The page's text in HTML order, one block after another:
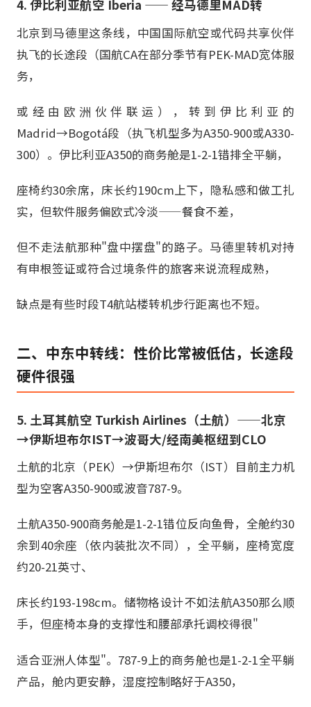
4. 伊比利亚航空 Iberia —— 经马德里MAD转
北京到马德里这条线，中国国际航空或代码共享伙伴
执飞的长途段（国航CA在部分季节有PEK-MAD宽体服
务，
或经由欧洲伙伴联运），转到伊比利亚的
Madrid→Bogotá段（执飞机型多为A350-900或A330-
300）。伊比利亚A350的商务舱是1-2-1错排全平躺，
座椅约30余席，床长约190cm上下，隐私感和做工扎
实，但软件服务偏欧式冷淡——餐食不差，
但不走法航那种"盘中摆盘"的路子。马德里转机对持
有申根签证或符合过境条件的旅客来说流程成熟，
缺点是有些时段T4航站楼转机步行距离也不短。
二、中东中转线：性价比常被低估，长途段
硬件很强
5. 土耳其航空 Turkish Airlines（土航）——北京
→伊斯坦布尔IST→波哥大/经南美枢纽到CLO
土航的北京（PEK）→伊斯坦布尔（IST）目前主力机
型为空客A350-900或波音787-9。
土航A350-900商务舱是1-2-1错位反向鱼骨，全舱约30
余到40余座（依内装批次不同），全平躺，座椅宽度
约20-21英寸、
床长约193-198cm。储物格设计不如法航A350那么顺
手，但座椅本身的支撑性和腰部承托调校得很"
适合亚洲人体型"。787-9上的商务舱也是1-2-1全平躺
产品，舱内更安静，湿度控制略好于A350，